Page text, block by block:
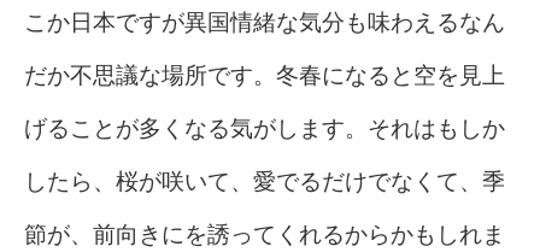
こか日本ですが異国情緒な気分も味わえるなん
だか不思議な場所です。冬春になると空を見上
げることが多くなる気がします。それはもしか
したら、桜が咲いて、愛でるだけでなくて、季
節が、前向きにを誘ってくれるからかもしれま